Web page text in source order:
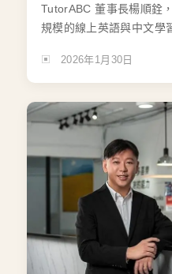
TutorABC 董事長楊順銓
規模的線上英語與中文學
2026年1月30日